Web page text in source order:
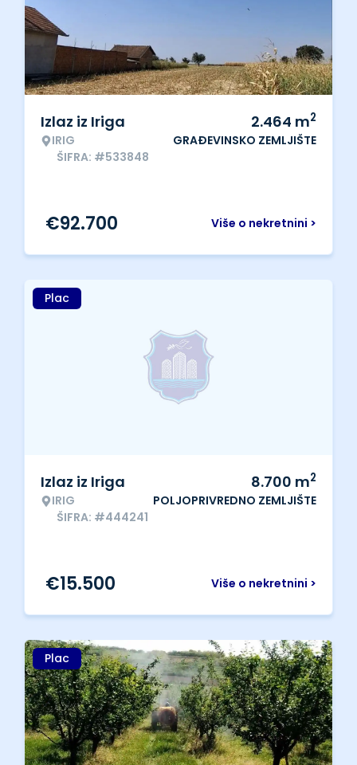
Izlaz iz Iriga
IRIG
ŠIFRA: #533848
2.464 m2
GRAĐEVINSKO ZEMLJIŠTE
Više o nekretnini >
€92.700
Plac
Izlaz iz Iriga
IRIG
ŠIFRA: #444241
8.700 m2
POLJOPRIVREDNO ZEMLJIŠTE
Više o nekretnini >
€15.500
Plac